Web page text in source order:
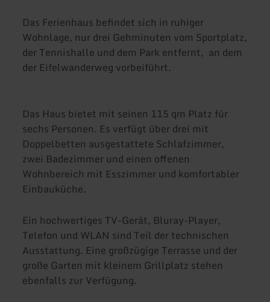
Das Ferienhaus befindet sich in ruhiger
Wohnlage, nur drei Gehminuten vom Sportplatz,
der Tennishalle und dem Park entfernt, an dem
der Eifelwanderweg vorbeiführt.
Das Haus bietet mit seinen 115 qm Platz für
sechs Personen. Es verfügt über drei mit
Doppelbetten ausgestattete Schlafzimmer,
zwei Badezimmer und einen offenen
Wohnbereich mit Esszimmer und komfortabler
Einbauküche.
Ein hochwertiges TV-Gerät, Bluray-Player,
Telefon und WLAN sind Teil der technischen
Ausstattung. Eine großzügige Terrasse und der
große Garten mit kleinem Grillplatz stehen
ebenfalls zur Verfügung.